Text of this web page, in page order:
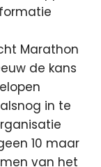
Marathon
de kans
in te
10 maar
van het